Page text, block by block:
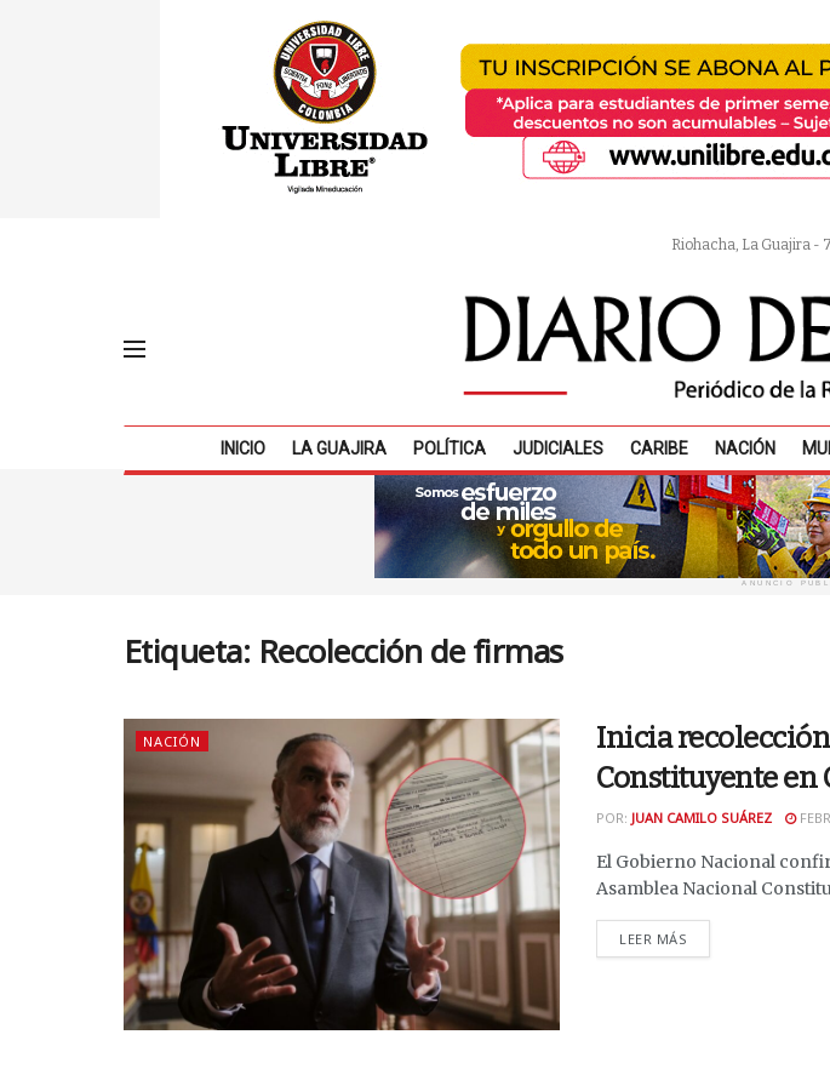
Riohacha, La Guajira -
INICIO LA GUAJIRA POLÍTICA JUDICIALES CARIBE NACIÓN
ANUNCIO
Etiqueta: Recolección de firmas
NACIÓN
Inicia
Constituyente en
POR: JUAN CAMILO SUÁREZ
El Gobierno Nacional
Asamblea Nacional
LEER MÁS